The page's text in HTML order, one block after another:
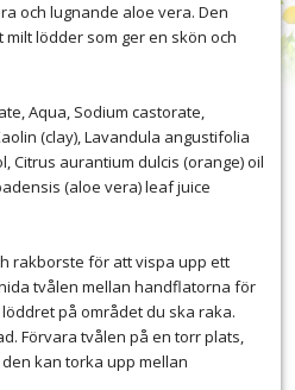
och lugnande aloe vera. Den
lödder som ger en skön och
Aqua, Sodium castorate,
(clay), Lavandula angustifolia
Citrus aurantium dulcis (orange) oil
(aloe vera) leaf juice
rakborste för att vispa upp ett
tvålen mellan handflatorna för
på området du ska raka.
Förvara tvålen på en torr plats,
kan torka upp mellan